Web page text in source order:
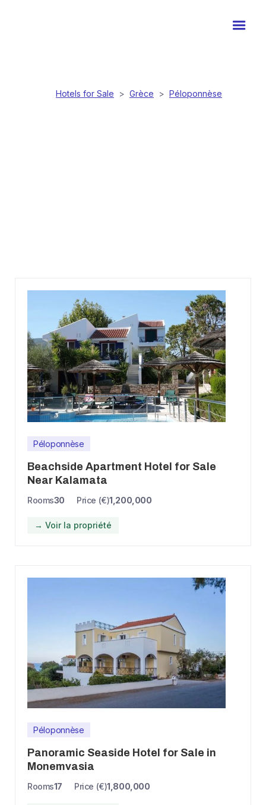
Hotels for Sale > Grèce > Péloponnèse
Péloponnèse
Beachside Apartment Hotel for Sale
Near Kalamata
Rooms30 Price (€)1,200,000
→ Voir la propriété
Péloponnèse
Panoramic Seaside Hotel for Sale in
Monemvasia
Rooms17 Price (€)1,800,000